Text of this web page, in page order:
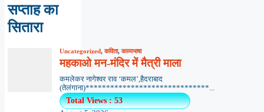
सप्ताह का
सितारा
Uncategorized,कविता,काव्यभाषा
महकाओ मन-मंदिर में मैत्री माला
कमलेकर नागेश्वर राव ‘कमल’,हैदराबाद
(तेलंगाना)******************************...
Total Views : 53